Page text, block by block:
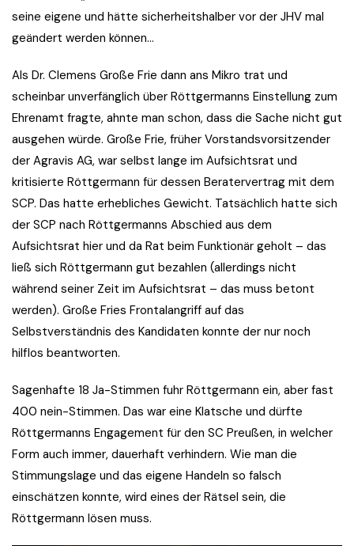
seine eigene und hätte sicherheitshalber vor der JHV mal
geändert werden können…
Als Dr. Clemens Große Frie dann ans Mikro trat und
scheinbar unverfänglich über Röttgermanns Einstellung zum
Ehrenamt fragte, ahnte man schon, dass die Sache nicht gut
ausgehen würde. Große Frie, früher Vorstandsvorsitzender
der Agravis AG, war selbst lange im Aufsichtsrat und
kritisierte Röttgermann für dessen Beratervertrag mit dem
SCP. Das hatte erhebliches Gewicht. Tatsächlich hatte sich
der SCP nach Röttgermanns Abschied aus dem
Aufsichtsrat hier und da Rat beim Funktionär geholt – das
ließ sich Röttgermann gut bezahlen (allerdings nicht
während seiner Zeit im Aufsichtsrat – das muss betont
werden). Große Fries Frontalangriff auf das
Selbstverständnis des Kandidaten konnte der nur noch
hilflos beantworten.
Sagenhafte 18 Ja-Stimmen fuhr Röttgermann ein, aber fast
400 nein-Stimmen. Das war eine Klatsche und dürfte
Röttgermanns Engagement für den SC Preußen, in welcher
Form auch immer, dauerhaft verhindern. Wie man die
Stimmungslage und das eigene Handeln so falsch
einschätzen konnte, wird eines der Rätsel sein, die
Röttgermann lösen muss.